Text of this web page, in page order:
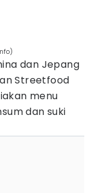
dan Jepang
Streetfood
menu
dan suki